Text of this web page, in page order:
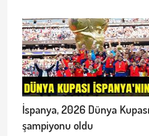
İspanya, 2026 Dünya
şampiyonu oldu